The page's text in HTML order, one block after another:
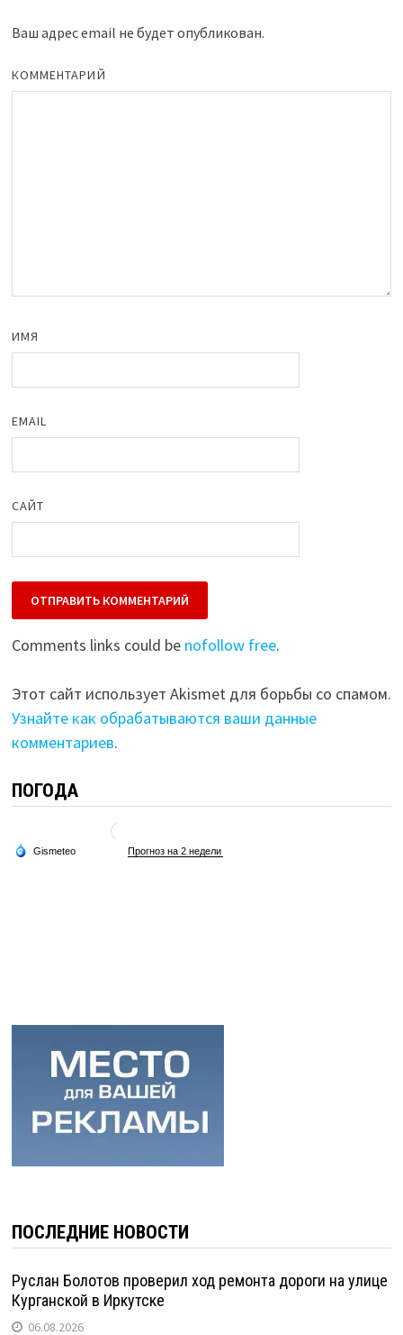
Ваш адрес email не будет опубликован.
КОММЕНТАРИЙ
ИМЯ
EMAIL
САЙТ
Comments links could be nofollow free.
Этот сайт использует Akismet для борьбы со спамом.
Узнайте как обрабатываются ваши данные
комментариев.
ПОГОДА
ПОСЛЕДНИЕ НОВОСТИ
Руслан Болотов проверил ход ремонта дороги на улице
Курганской в Иркутске
06.08.2026